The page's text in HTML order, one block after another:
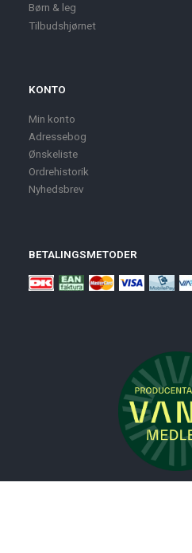
Børn & leg
Tilbudshjørnet
KONTO
Min konto
Adressebog
Ønskeliste
Ordrehistorik
Nyhedsbrev
BETALINGSMETODER